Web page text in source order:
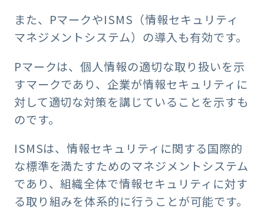
また、PマークやISMS（情報セキュリティ
マネジメントシステム）の導入も有効です。
Pマークは、個人情報の適切な取り扱いを示
すマークであり、企業が情報セキュリティに
対して適切な対策を講じていることを示すも
のです。
ISMSは、情報セキュリティに関する国際的
な標準を満たすためのマネジメントシステム
であり、組織全体で情報セキュリティに対す
る取り組みを体系的に行うことが可能です。